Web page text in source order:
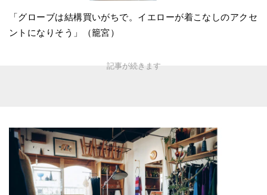
「グローブは結構買いがちで。イエローが着こなしのアクセ
ントになりそう」（籠宮）